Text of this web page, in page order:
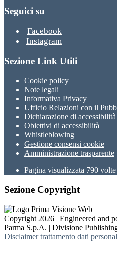
Seguici su
Facebook
Instagram
Sezione Link Utili
Cookie policy
Note legali
Informativa Privacy
Ufficio Relazioni con il
Dichiarazione di accessibilità
Obiettivi di accessibilità
Whistleblowing
Gestione consensi cookie
Amministrazione trasparente
Pagina visualizzata 790 volte
Sezione Copyright
Copyright 2026 | Engineered and
Parma S.p.A. | Divisione
Disclaimer trattamento dati